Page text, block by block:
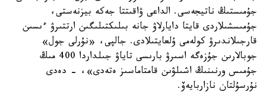
جۇمىستىڭ ناتيجەسى. الداعى ۋاقىتتا جەكە بيزنەستى،
جۇمىسشىلاردى قايتا دايارلاۋ جانە بىلىكتىلىگىن ارتتىرۋ ءىسىن
قارجىلاندىرۋ كولەمى ۇلعايتىلادى. جالپى، «نۇرلى جول»
جوبالارىن جۇزەگە اسىرۋ بارىسى تاياۋ جىلداردا 400 مىڭ
جۇمىس ورنىنىڭ اشىلۋىن قامتاماسىز ەتەدى»، - دەدى
نۇرسۇلتان نازاربايەۆ.